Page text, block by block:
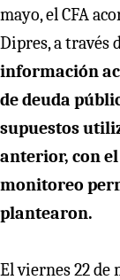
mayo, el CFA
Dipres, a través
información
de deuda
supuestos
anterior, con
monitoreo
plantearon.
El viernes 22 de